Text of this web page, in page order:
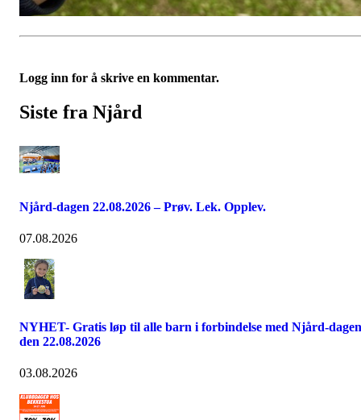
Logg inn for å skrive en kommentar.
Siste fra Njård
Njård-dagen 22.08.2026 – Prøv. Lek. Opplev.
07.08.2026
NYHET- Gratis løp til alle barn i forbindelse med Njård-dagen
den 22.08.2026
03.08.2026